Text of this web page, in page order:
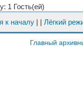
1 Гость(ей)
к началу | | Лёгкий
Главный